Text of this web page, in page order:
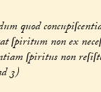
quod
ſpiritum non ex
ſpiritus non
3)